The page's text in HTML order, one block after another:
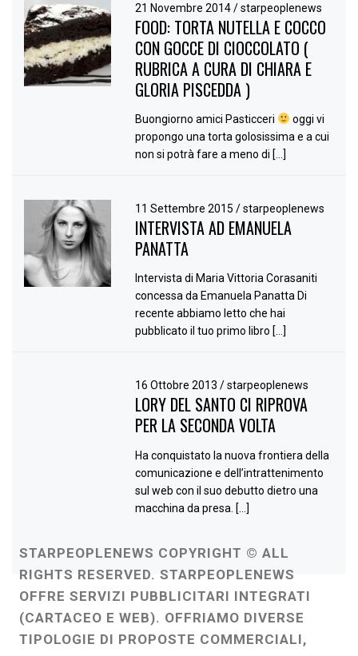
21 Novembre 2014/ starpeoplenews
FOOD: TORTA NUTELLA E COCCO
CON GOCCE DI CIOCCOLATO (
RUBRICA A CURA DI CHIARA E
GLORIA PISCEDDA )
Buongiorno amici Pasticceri
oggi vi
propongo una torta golosissima e a cui
non si potrà fare a meno di […]
11 Settembre 2015/ starpeoplenews
INTERVISTA AD EMANUELA
PANATTA
Intervista di Maria Vittoria Corasaniti
concessa da Emanuela Panatta Di
recente abbiamo letto che hai
pubblicato il tuo primo libro […]
16 Ottobre 2013/ starpeoplenews
LORY DEL SANTO CI RIPROVA
PER LA SECONDA VOLTA
Ha conquistato la nuova frontiera della
comunicazione e dell’intrattenimento
sul web con il suo debutto dietro una
macchina da presa. […]
STARPEOPLENEWS COPYRIGHT © ALL
RIGHTS RESERVED. STARPEOPLENEWS
OFFRE SERVIZI PUBBLICITARI INTEGRATI
(CARTACEO E WEB). OFFRIAMO DIVERSE
TIPOLOGIE DI PROPOSTE COMMERCIALI,